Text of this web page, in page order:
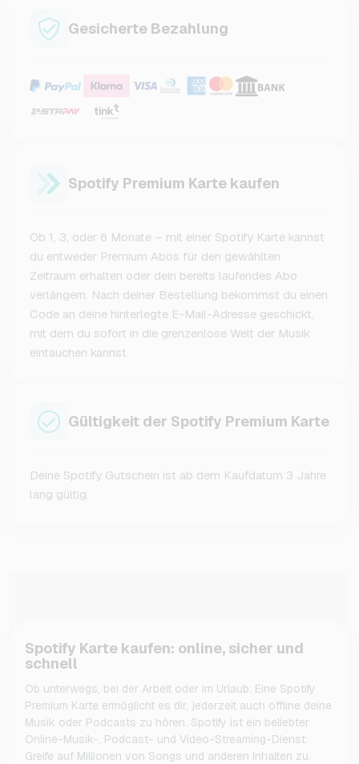
Gesicherte Bezahlung
Spotify Premium Karte kaufen
Ob 1, 3, oder 6 Monate – mit einer Spotify Karte kannst
du entweder Premium Abos für den gewählten
Zeitraum erhalten oder dein bereits laufendes Abo
verlängern. Nach deiner Bestellung bekommst du einen
Code an deine hinterlegte E-Mail-Adresse geschickt,
mit dem du sofort in die grenzenlose Welt der Musik
eintauchen kannst.
Gültigkeit der Spotify Premium Karte
Deine Spotify Gutschein ist ab dem Kaufdatum 3 Jahre
lang gültig.
Spotify Karte kaufen: online, sicher und
schnell
Ob unterwegs, bei der Arbeit oder im Urlaub: Eine Spotify
Premium Karte ermöglicht es dir, jederzeit auch offline deine
Musik oder Podcasts zu hören. Spotify ist ein beliebter
Online-Musik-, Podcast- und Video-Streaming-Dienst:
Greife auf Millionen von Songs und anderen Inhalten zu.